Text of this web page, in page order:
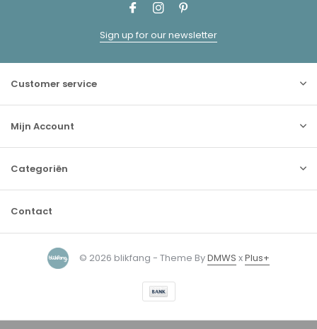
Sign up for our newsletter
Customer service
Mijn Account
Categoriën
Contact
© 2026 blikfang - Theme ByDMWS xPlus+